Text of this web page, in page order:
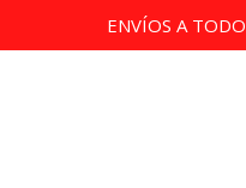
ENVÍOS A